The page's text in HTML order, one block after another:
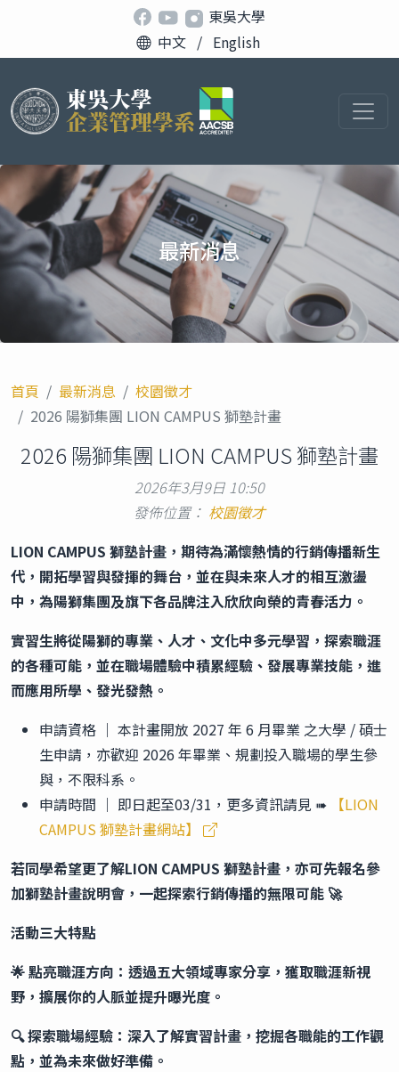
東吳大學
中文 / English
最新消息
首頁 最新消息
校園徵才
2026 陽獅集團 LION CAMPUS 獅塾計畫
2026 陽獅集團 LION CAMPUS 獅塾計畫
2026年3月9日 10:50
發佈位置： 校園徵才
LION CAMPUS 獅塾計畫，期待為滿懷熱情的行銷傳播新生
代，開拓學習與發揮的舞台，並在與未來人才的相互激盪
中，為陽獅集團及旗下各品牌注入欣欣向榮的青春活力。
實習生將從陽獅的專業、人才、文化中多元學習，探索職涯
的各種可能，並在職場體驗中積累經驗、發展專業技能，進
而應用所學、發光發熱。
申請資格 ｜ 本計畫開放 2027 年 6 月畢業 之大學 / 碩士
生申請，亦歡迎 2026 年畢業、規劃投入職場的學生參
與，不限科系。
申請時間 ｜ 即日起至03/31，更多資訊請見 ➠ 【LION
CAMPUS 獅塾計畫網站】
若同學希望更了解LION CAMPUS 獅塾計畫，亦可先報名參
加獅塾計畫說明會，一起探索行銷傳播的無限可能 🚀
活動三大特點
🌟點亮職涯方向：透過五大領域專家分享，獲取職涯新視
野，擴展你的人脈並提升曝光度。
🔍探索職場經驗：深入了解實習計畫，挖掘各職能的工作觀
點，並為未來做好準備。